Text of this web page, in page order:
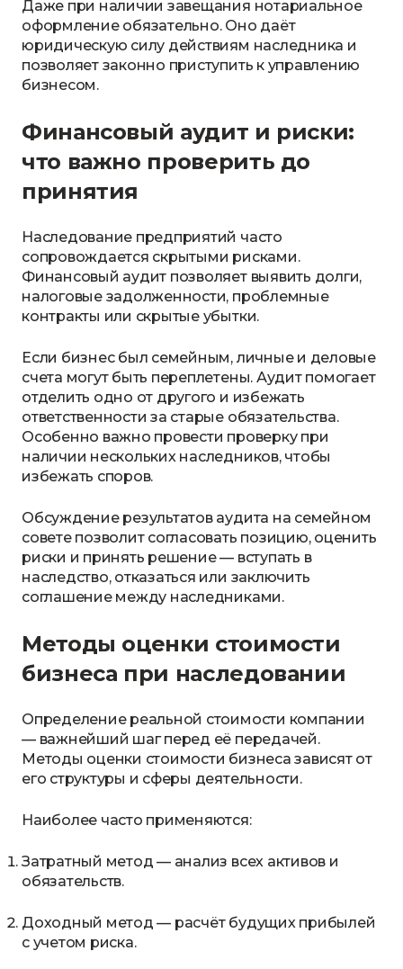
Даже при наличии завещания нотариальное
оформление обязательно. Оно даёт
юридическую силу действиям наследника и
позволяет законно приступить к управлению
бизнесом.
Финансовый аудит и риски:
что важно проверить до
принятия
Наследование предприятий часто
сопровождается скрытыми рисками.
Финансовый аудит позволяет выявить долги,
налоговые задолженности, проблемные
контракты или скрытые убытки.
Если бизнес был семейным, личные и деловые
счета могут быть переплетены. Аудит помогает
отделить одно от другого и избежать
ответственности за старые обязательства.
Особенно важно провести проверку при
наличии нескольких наследников, чтобы
избежать споров.
Обсуждение результатов аудита на семейном
совете позволит согласовать позицию, оценить
риски и принять решение — вступать в
наследство, отказаться или заключить
соглашение между наследниками.
Методы оценки стоимости
бизнеса при наследовании
Определение реальной стоимости компании
— важнейший шаг перед её передачей.
Методы оценки стоимости бизнеса зависят от
его структуры и сферы деятельности.
Наиболее часто применяются:
Затратный метод — анализ всех активов и
обязательств.
Доходный метод — расчёт будущих прибылей
с учетом риска.